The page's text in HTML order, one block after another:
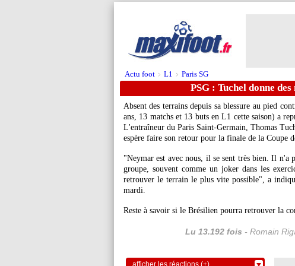
Actu foot > L1 > Paris SG
PSG : Tuchel donne
Absent des terrains depuis sa blessure au pied
ans, 13 matchs et 13 buts en L1 cette saison) a
L'entraîneur du Paris Saint-Germain, Thomas
espère faire son retour pour la finale de la Coupe
"Neymar est avec nous, il se sent très bien. Il
groupe, souvent comme un joker dans les
retrouver le terrain le plus vite possible", a
mardi.
Reste à savoir si le Brésilien pourra retrouver la
Lu 13.192 fois - Romain
afficher les réactions (+)